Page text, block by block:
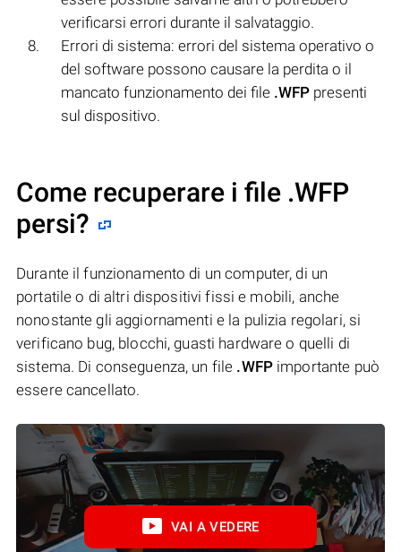
verificarsi errori durante il salvataggio.
Errori di sistema: errori del sistema operativo o
del software possono causare la perdita o il
mancato funzionamento dei file .WFP presenti
sul dispositivo.
Come recuperare i file .WFP
persi?
Durante il funzionamento di un computer, di un
portatile o di altri dispositivi fissi e mobili, anche
nonostante gli aggiornamenti e la pulizia regolari, si
verificano bug, blocchi, guasti hardware o quelli di
sistema. Di conseguenza, un file .WFPimportante può
essere cancellato.
VAI A VEDERE